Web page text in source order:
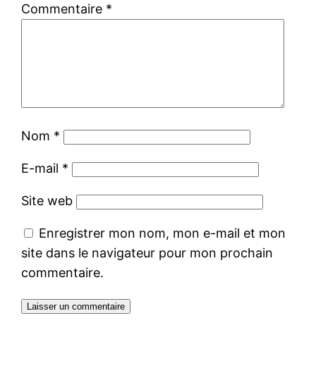
Commentaire *
Nom *
E-mail *
Site web
Enregistrer mon nom, mon e-mail et mon
site dans le navigateur pour mon prochain
commentaire.